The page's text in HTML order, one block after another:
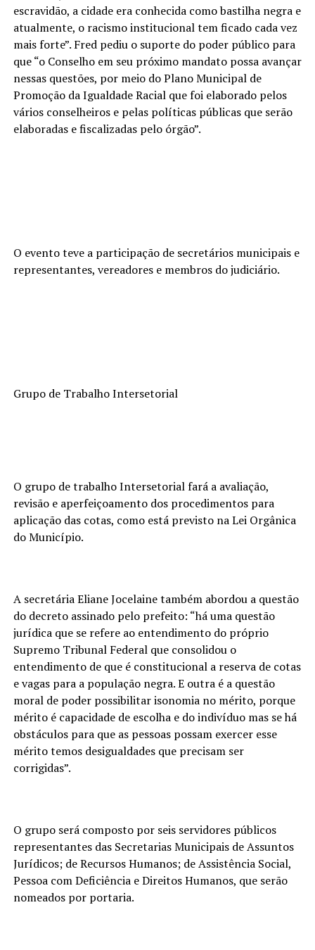
escravidão, a cidade era conhecida como bastilha negra e
atualmente, o racismo institucional tem ficado cada vez
mais forte”. Fred pediu o suporte do poder público para
que “o Conselho em seu próximo mandato possa avançar
nessas questões, por meio do Plano Municipal de
Promoção da Igualdade Racial que foi elaborado pelos
vários conselheiros e pelas políticas públicas que serão
elaboradas e fiscalizadas pelo órgão”.
O evento teve a participação de secretários municipais e
representantes, vereadores e membros do judiciário.
Grupo de Trabalho Intersetorial
O grupo de trabalho Intersetorial fará a avaliação,
revisão e aperfeiçoamento dos procedimentos para
aplicação das cotas, como está previsto na Lei Orgânica
do Município.
A secretária Eliane Jocelaine também abordou a questão
do decreto assinado pelo prefeito: “há uma questão
jurídica que se refere ao entendimento do próprio
Supremo Tribunal Federal que consolidou o
entendimento de que é constitucional a reserva de cotas
e vagas para a população negra. E outra é a questão
moral de poder possibilitar isonomia no mérito, porque
mérito é capacidade de escolha e do indivíduo mas se há
obstáculos para que as pessoas possam exercer esse
mérito temos desigualdades que precisam ser
corrigidas”.
O grupo será composto por seis servidores públicos
representantes das Secretarias Municipais de Assuntos
Jurídicos; de Recursos Humanos; de Assistência Social,
Pessoa com Deficiência e Direitos Humanos, que serão
nomeados por portaria.